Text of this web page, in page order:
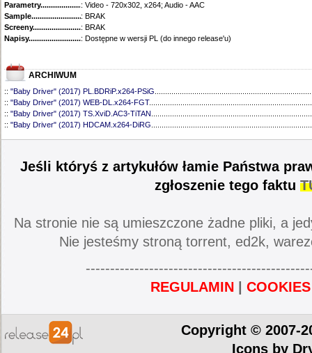
Parametry.........................................: Video - 720x302, x264; Audio - AAC
Sample............................................
: BRAK
Screeny...........................................
: BRAK
Napisy............................................: Dostępne w wersji PL (do innego release'u)
ARCHIWUM
:: "Baby Driver" (2017) PL.BDRiP.x264-PSiG
:: "Baby Driver" (2017) WEB-DL.x264-FGT
:: "Baby Driver" (2017) TS.XviD.AC3-TiTAN
:: "Baby Driver" (2017) HDCAM.x264-DiRG
Jeśli któryś z artykułów łamie Państwa
zgłoszenie tego faktu
Na stronie nie są umieszczone żadne pliki, a
Nie jesteśmy stroną torrent, ed2k,
REGULAMIN
COOKIES
Copyright © 2007-
Icons by